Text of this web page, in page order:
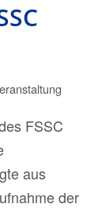
FSSC
aus
der